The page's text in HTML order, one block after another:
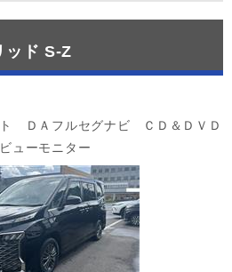
ッド S-Z
ＤＡフルセグナビ ＣＤ＆ＤＶＤ
ューモニター